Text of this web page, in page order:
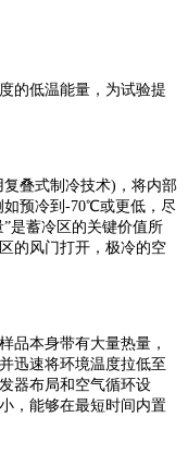
低温能量，为试验提
叠式制冷技术)，将内部
如预冷到-70℃或更低，尽
是蓄冷区的关键价值所
的风门打开，极冷的空
本身带有大量热量，
迅速将环境温度拉低至
器布局和空气循环设
，能够在最短时间内置